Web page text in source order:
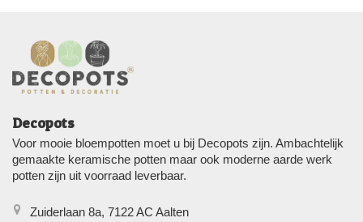
Decopots
Voor mooie bloempotten moet u bij Decopots zijn. Ambachtelijk
gemaakte keramische potten maar ook moderne aarde werk
potten zijn uit voorraad leverbaar.
Zuiderlaan 8a, 7122 AC Aalten